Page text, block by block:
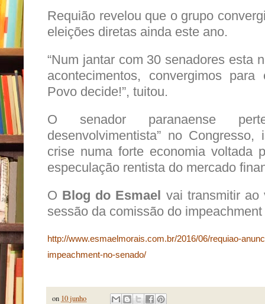
Requião revelou que o grupo
eleições diretas ainda este ano.
“Num jantar com 30 senadores esta
acontecimentos, convergimos
Povo decide!”, tuitou.
O senador paranaense
desenvolvimentista” no
crise numa forte economia voltada
especulação rentista do mercado
O Blog do Esmael vai transmitir ao
sessão da comissão do
http://www.esmaelmorais.com.br/2016/06/requiao-
impeachment-no-senado/
on 10 junho